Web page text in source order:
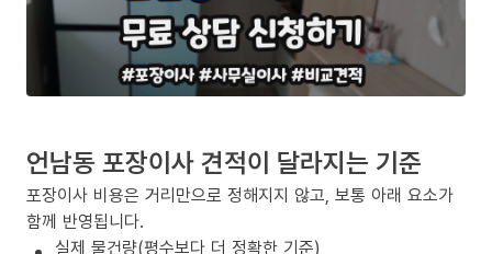
언남동 포장이사 견적이 달라지는 기준
포장이사 비용은 거리만으로 정해지지 않고, 보통 아래 요소가
함께 반영됩니다.
실제 물건량(평수보다 더 정확한 기준)